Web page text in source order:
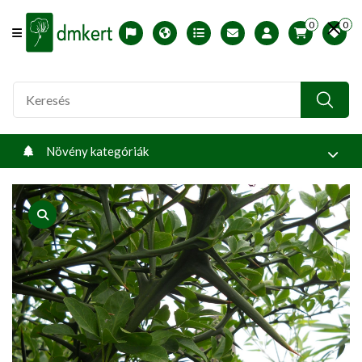
Offcanvas Menu Open
English version
Télállósági zónák
Nyomtatható ABC árjegyzék
Profilom
0 0
Növény kategóriák
product view